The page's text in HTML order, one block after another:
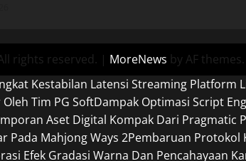
rights reserved. | MoreNews by AF themes.
Kestabilan Latensi Streaming Platform
Tim PG SoftDampak Optimasi Script
Aset Digital Kompak Dari Pragmatic
Pada Mahjong Ways 2Pembaruan Protokol
Efek Gradasi Warna Dan Pencahayaan